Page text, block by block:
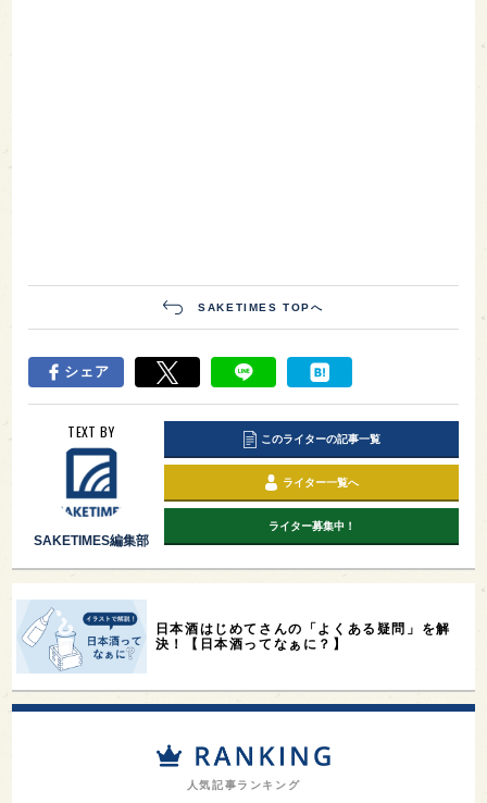
SAKETIMES TOPへ
シェア
TEXT BY
SAKETIMES編集部
このライターの記事一覧
ライター一覧へ
ライター募集中！
日本酒はじめてさんの「よくある疑問」を解
決！【日本酒ってなぁに？】
人気記事ランキング